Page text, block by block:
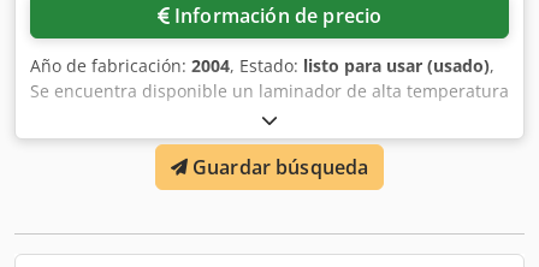
Información de precio
Año de fabricación: 2004, Estado: listo para usar (usado),
Se encuentra disponible un laminador de alta temperatura
para masas reforzadas con fibra de vidrio. 1) Rodillo
grande Comerio Ercole, año de construcción: 1970, ancho
de trabajo: 1500 mm, diámetro del rodillo: 600 mm,
espacio entre rodillos: ajustable eléctricamente,
pequeño Meccaniche Moderne, año de construcción: 1966,
Guardar búsqueda